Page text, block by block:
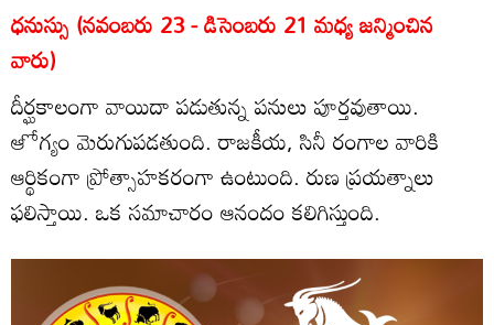
ధనుస్సు (నవంబరు 23 - డిసెంబరు 21 మధ్య జన్మించిన
వారు)
దీర్ఘకాలంగా వాయిదా పడుతున్న పనులు పూర్తవుతాయి.
ఆోగ్యం మెరుగుపడతుంది. రాజకీయ, సినీ రంగాల వారికి
ఆర్థికంగా ప్రోత్సాహకరంగా ఉంటుంది. రుణ ప్రయత్నాలు
ఫలిస్తాయి. ఒక సమాచారం ఆనందం కలిగిస్తుంది.